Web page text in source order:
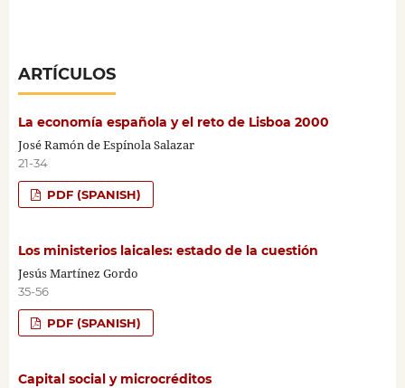
ARTÍCULOS
La economía española y el reto de Lisboa 2000
José Ramón de Espínola Salazar
21-34
PDF (SPANISH)
Los ministerios laicales: estado de la cuestión
Jesús Martínez Gordo
35-56
PDF (SPANISH)
Capital social y microcréditos